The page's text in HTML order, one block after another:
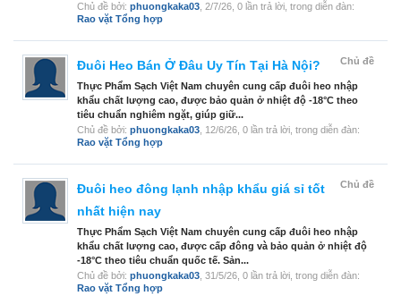
Chủ đề bởi: phuongkaka03 2/7/26 , 0 lần trả lời, trong diễn đàn:
Rao vặt Tổng hợp
Chủ đề
Đuôi Heo Bán Ở Đâu Uy Tín Tại Hà Nội?
Thực Phẩm Sạch Việt Nam chuyên cung cấp đuôi heo nhập
khẩu chất lượng cao, được bảo quản ở nhiệt độ -18°C theo
tiêu chuẩn nghiêm ngặt, giúp giữ...
Chủ đề bởi: phuongkaka03 12/6/26 , 0 lần trả lời, trong diễn đàn:
Rao vặt Tổng hợp
Chủ đề
Đuôi heo đông lạnh nhập khẩu giá sỉ tốt
nhất hiện nay
Thực Phẩm Sạch Việt Nam chuyên cung cấp đuôi heo nhập
khẩu chất lượng cao, được cấp đông và bảo quản ở nhiệt độ
-18°C theo tiêu chuẩn quốc tế. Sản...
Chủ đề bởi: phuongkaka03 31/5/26 , 0 lần trả lời, trong diễn đàn:
Rao vặt Tổng hợp